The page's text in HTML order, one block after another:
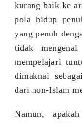
kurang baik ke
pola hidup
yang penuh
tidak mengenal
mempelajari
dimaknai
dari non-Islam
Namun,